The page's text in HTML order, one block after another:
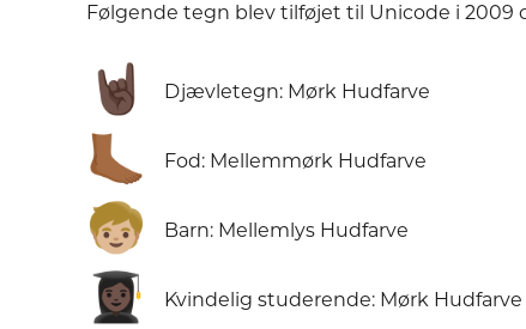
Følgende tegn blev tilføjet til Unicode i 2009
🤘🏿 Djævletegn: Mørk Hudfarve
🦶🏾 Fod: Mellemmørk Hudfarve
🧒🏼 Barn: Mellemlys Hudfarve
👩🏿‍🎓 Kvindelig studerende: Mørk Hudfarve